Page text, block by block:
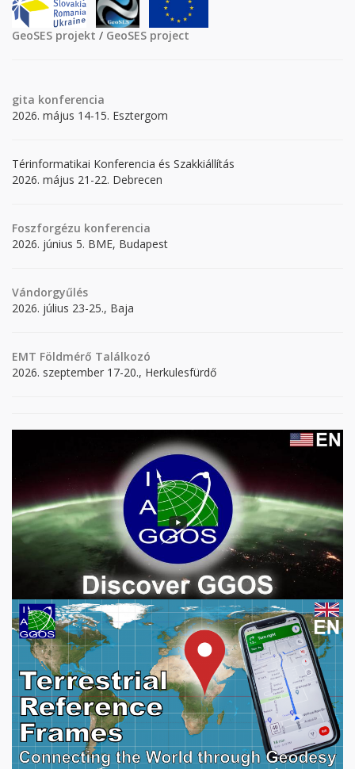
GeoSES projekt / GeoSES project
gita konferencia
2026. május 14-15. Esztergom
Térinformatikai Konferencia és Szakkiállítás
2026. május 21-22. Debrecen
Foszforgézu konferencia
2026. június 5. BME, Budapest
Vándorgyűlés
2026. július 23-25., Baja
EMT Földmérő Találkozó
2026. szeptember 17-20., Herkulesfürdő